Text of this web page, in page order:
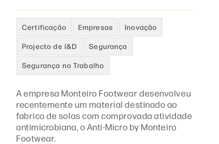
Certificação Empresas Inovação
Projecto de I&D Segurança
Segurança no Trabalho
A empresa Monteiro Footwear desenvolveu
recentemente um material destinado ao
fabrico de solas com comprovada atividade
antimicrobiana, o Anti-Micro by Monteiro
Footwear.